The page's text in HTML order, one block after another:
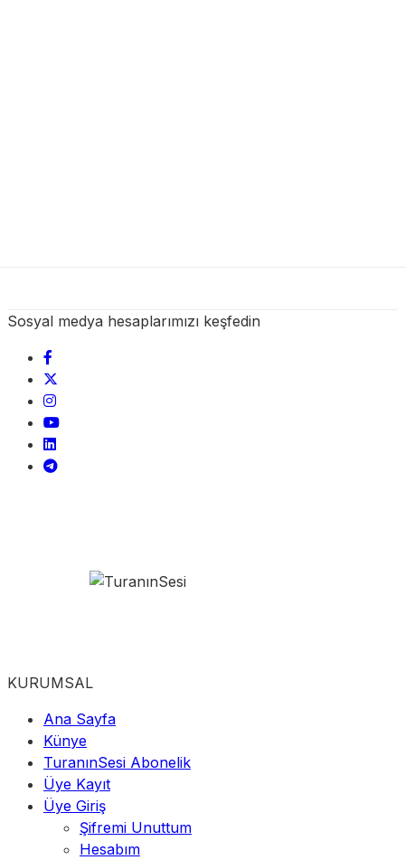
Sosyal medya hesaplarımızı keşfedin
KURUMSAL
Ana Sayfa
Künye
TuranınSesi Abonelik
Üye Kayıt
Üye Giriş
Şifremi Unuttum
Hesabım